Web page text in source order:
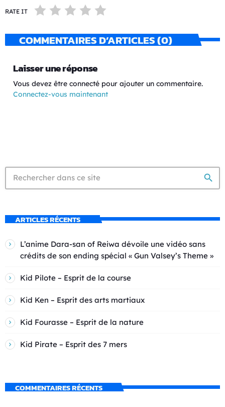
RATE IT
COMMENTAIRES D’ARTICLES (0)
Laisser une réponse
Vous devez être connecté pour ajouter un commentaire.
Connectez-vous maintenant
search
ARTICLES RÉCENTS
L’anime Dara-san of Reiwa dévoile une vidéo sans
crédits de son ending spécial « Gun Valsey’s Theme »
Kid Pilote – Esprit de la course
Kid Ken – Esprit des arts martiaux
Kid Fourasse – Esprit de la nature
Kid Pirate – Esprit des 7 mers
COMMENTAIRES RÉCENTS